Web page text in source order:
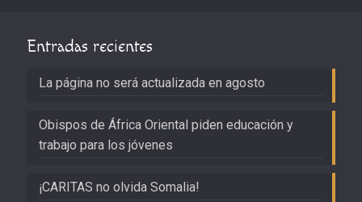
Entradas recientes
La página no será actualizada en agosto
Obispos de África Oriental piden educación y
trabajo para los jóvenes
¡CARITAS no olvida Somalia!